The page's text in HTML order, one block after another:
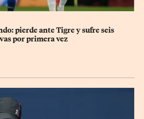
pierde ante Tigre y sufre seis
por primera vez